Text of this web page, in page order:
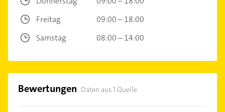
Freitag
09:00 – 18:00
Samstag
08:00 – 14:00
Bewertungen Daten aus 1 Quelle